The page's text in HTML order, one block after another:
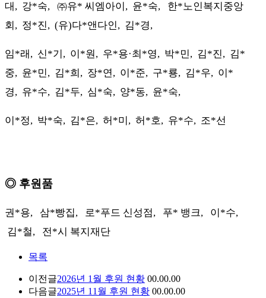
대, 강*숙, ㈜유* 씨엠아이 , 윤*숙, 한*노인복지중앙
회 , 정*진, (유)다*앤다인, 김*경,
임*래, 신*기 , 이 *원, 우*용·최 *영, 박*민, 김*진, 김*
중, 윤*민, 김*희 , 장*연, 이 *준, 구*룡, 김*우, 이 *
경, 유*수, 김*두, 심*숙, 양*동, 윤*숙,
이 *정, 박*숙, 김*은, 허 *미 , 허 *호, 유*수, 조*선
◎ 후원품
권*용, 삼*빵집, 로*푸드 신성점, 푸* 뱅크, 이 *수,
김*철, 전*시 복지재단
목록
이전글2026년 1월 후원 현황 00.00.00
다음글2025년 11월 후원 현황 00.00.00